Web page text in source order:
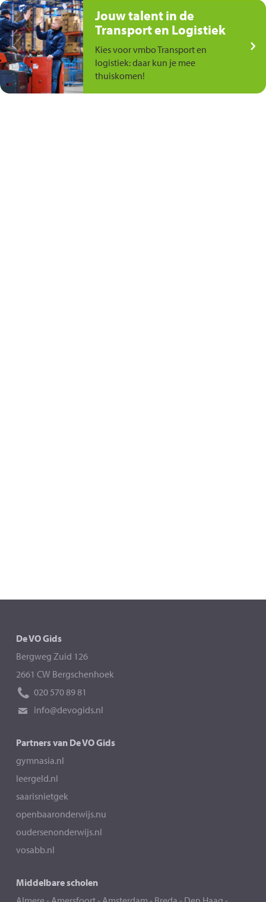
Jouw talent in de
Transport en Logistiek
Kies voor vmbo Transport en
logistiek: daar kun je mee
thuiskomen!
De VO Gids
Bergweg Zuid 126
2661 CW Bergschenhoek
020 570 89 81
info@devogids.nl
Partners van De VO Gids
gymnasia.nl
leergeld.nl
saarisnietgek
openbaaronderwijs.nu
oudersenonderwijs.nl
vosabb.nl
Middelbare scholen